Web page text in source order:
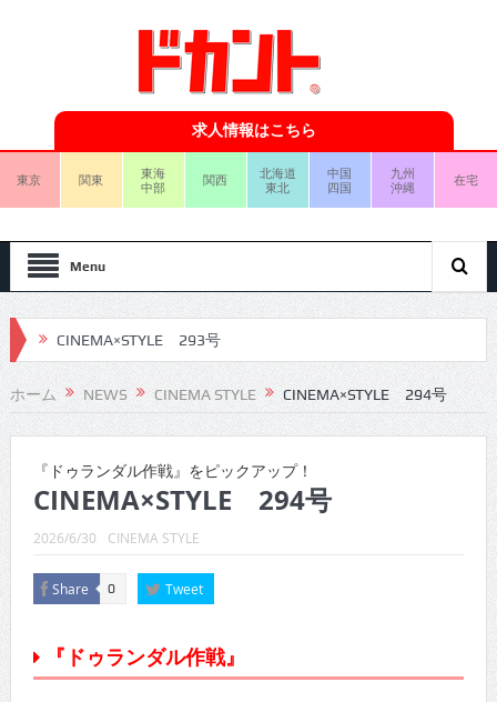
求人情報はこちら
東京 関東
東海
中部
関西
北海道
東北
中国
四国
九州
沖縄
在宅
Menu
CINEMA×STYLE 293号
CINEMA×STYLE 292号
CINEMA×STYLE 291号
CINEMA×STYLE 290号
CINEMA×STYLE 289号
CINEMA×STYLE 287号
CINEMA×STYLE 285号
ホーム NEWS CINEMA STYLE CINEMA×STYLE 294号
『ドゥランダル作戦』をピックアップ！
CINEMA×STYLE 294号
2026/6/30 CINEMA STYLE
Share 0 Tweet
『ドゥランダル作戦』